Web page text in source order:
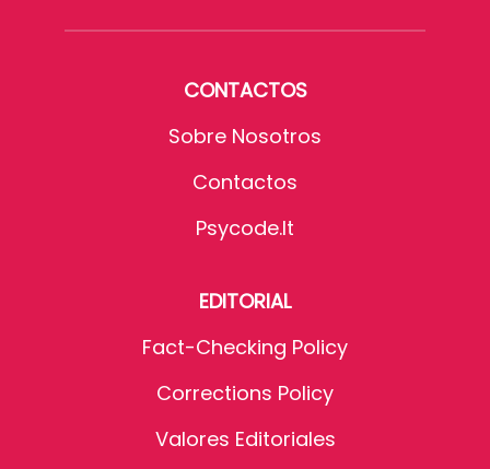
CONTACTOS
Sobre Nosotros
Contactos
Psycode.it
EDITORIAL
Fact-Checking Policy
Corrections Policy
Valores Editoriales